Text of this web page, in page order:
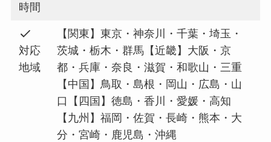
時間
対応
地域
【関東】東京・神奈川・千葉・埼玉・
茨城・栃木・群馬【近畿】大阪・京
都・兵庫・奈良・滋賀・和歌山・三重
【中国】鳥取・島根・岡山・広島・山
口【四国】徳島・香川・愛媛・高知
【九州】福岡・佐賀・長崎・熊本・大
分・宮崎・鹿児島・沖縄